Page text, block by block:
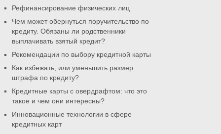
Рефинансирование физических лиц
Чем может обернуться поручительство по
кредиту. Обязаны ли родственники
выплачивать взятый кредит?
Рекомендации по выбору кредитной карты
Как избежать, или уменьшить размер
штрафа по кредиту?
Кредитные карты с овердрафтом: что это
такое и чем они интересны?
Инновационные технологии в сфере
кредитных карт